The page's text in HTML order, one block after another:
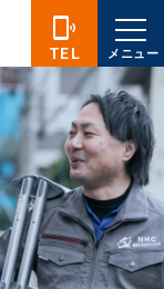
phonelink_ring
TEL メニュー